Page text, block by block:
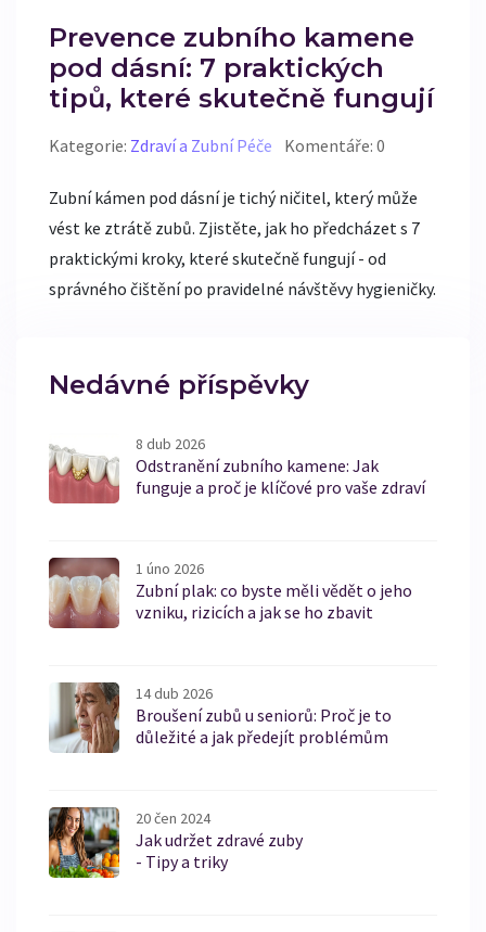
Prevence zubního kamene
pod dásní: 7 praktických
tipů, které skutečně fungují
Kategorie: Zdraví a Zubní Péče Komentáře: 0
Zubní kámen pod dásní je tichý ničitel, který může
vést ke ztrátě zubů. Zjistěte, jak ho předcházet s 7
praktickými kroky, které skutečně fungují - od
správného čištění po pravidelné návštěvy hygieničky.
Nedávné příspěvky
8 dub 2026
Odstranění zubního kamene: Jak
funguje a proč je klíčové pro vaše zdraví
1 úno 2026
Zubní plak: co byste měli vědět o jeho
vzniku, rizicích a jak se ho zbavit
14 dub 2026
Broušení zubů u seniorů: Proč je to
důležité a jak předejít problémům
20 čen 2024
Jak udržet zdravé zuby
- Tipy a triky